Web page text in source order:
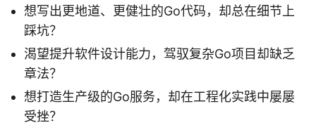
想写出更地道、更健壮的Go代码，却总在细节上
踩坑？
渴望提升软件设计能力，驾驭复杂Go项目却缺乏
章法？
想打造生产级的Go服务，却在工程化实践中屡屡
受挫？